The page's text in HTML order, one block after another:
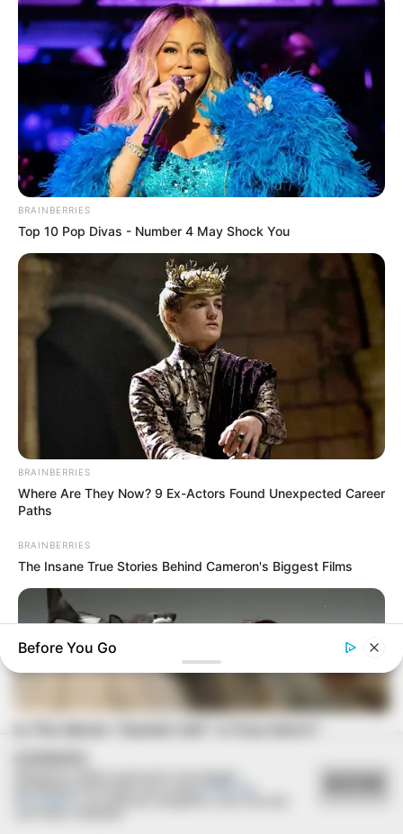
BRAINBERRIES
Top 10 Pop Divas - Number 4 May Shock You
BRAINBERRIES
Where Are They Now? 9 Ex-Actors Found Unexpected Career
Paths
BRAINBERRIES
The Insane True Stories Behind Cameron's Biggest Films
Before You Go